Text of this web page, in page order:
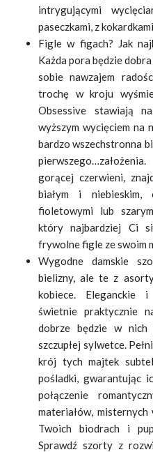
intrygującymi
paseczkami, z
Figle w figach? Jak
Każda pora będzie
sobie nawzajem
trochę w kroju
Obsessive stawiają
wyższym wycięciem na
bardzo wszechstronna
gorącej czerwieni,
białym i niebieskim,
fioletowymi lub
który najbardziej Ci
frywolne figle ze swoim
Wygodne damskie
bielizny, ale te z
kobiece. Eleganckie
świetnie praktycznie
dobrze będzie w
szczupłej sylwetce.
krój tych majtek
pośladki, gwarantując
połączenie
materiałów,
Twoich biodrach i
Sprawdź szorty z